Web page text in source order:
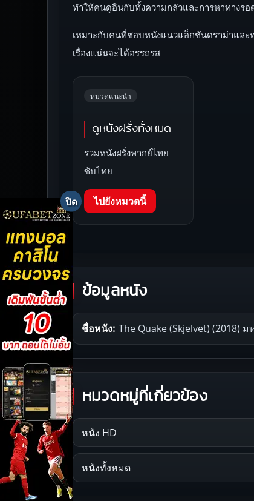
ทำให้คนดูอินกับทั้งความกลัวและการหาทางร
เหมาะกับคนที่ชอบหนังแนวแอ็กชันดราม่าและ
เรื่องแน่นจะได้อรรถรส
หมวดแนะนำ
ดูหนังฝรั่งทั้งหมด
รวมหนังฝรั่งพากย์ไทย
ซับไทย
ไปยังหมวดนี้
ข้อมูลหนัง
ชื่อหนัง: The Quake (Skjelvet) (2018)
หมวดหมู่ที่เกี่ยวข้อง
หนัง HD
หนังทั้งหมด